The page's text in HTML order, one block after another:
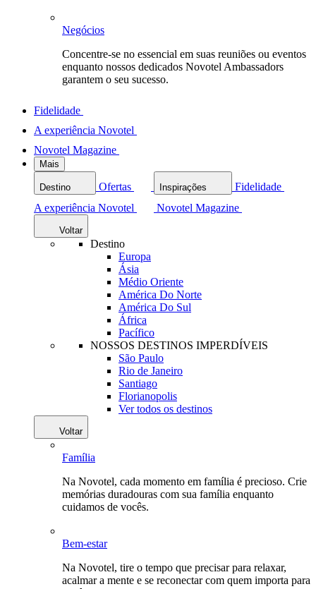
Negócios
Concentre-se no essencial em suas reuniões ou eventos
enquanto nossos dedicados Novotel Ambassadors
garantem o seu sucesso.
Fidelidade
A experiência Novotel
Novotel Magazine
Mais
Destino Ofertas Inspirações
Fidelidade
A experiência Novotel
Novotel Magazine
Voltar
Destino
Europa
Ásia
Médio Oriente
América Do Norte
América Do Sul
África
Pacífico
NOSSOS DESTINOS IMPERDÍVEIS
São Paulo
Rio de Janeiro
Santiago
Florianopolis
Ver todos os destinos
Voltar
Família
Na Novotel, cada momento em família é precioso. Crie
memórias duradouras com sua família enquanto
cuidamos de vocês.
Bem-estar
Na Novotel, tire o tempo que precisar para relaxar,
acalmar a mente e se reconectar com quem importa para